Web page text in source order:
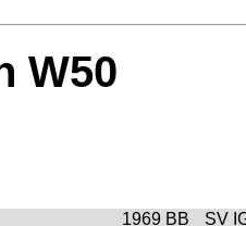
W50
1969 BB SV